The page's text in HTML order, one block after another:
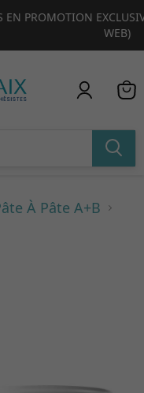
À NOTRE SITE
À Pâte A+B